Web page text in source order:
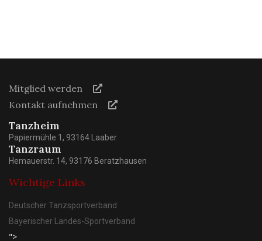
Mitglied werden
Kontakt aufnehmen
Tanzheim
Papiermühle 1, 93164 Laaber
Tanzraum
Hemauerstr. 14, 93176 Beratzhausen
Wichtige Links
Deutscher Tanzsportverband
Bayerischer Landes-Sportverband
">